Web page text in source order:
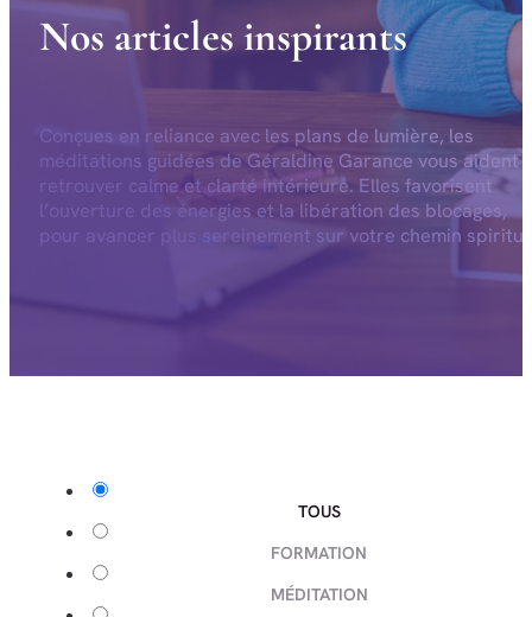
Nos articles inspirants
Conçues en reliance avec les plans de lumière, les
méditations guidées de Géraldine Garance vous aident
retrouver calme et clarté intérieure. Elles favorisent
l’ouverture des énergies et la libération des blocages,
pour avancer plus sereinement sur votre chemin
TOUS
FORMATION
MÉDITATION